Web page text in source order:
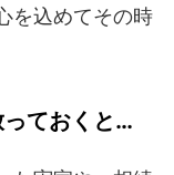
を込めてその時
っておくと…